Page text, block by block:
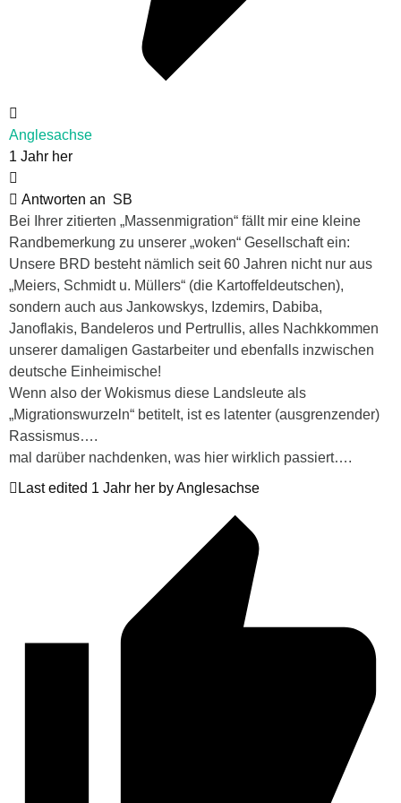
Anglesachse
1 Jahr her
Antworten an SB
Bei Ihrer zitierten „Massenmigration“ fällt mir eine kleine
Randbemerkung zu unserer „woken“ Gesellschaft ein:
Unsere BRD besteht nämlich seit 60 Jahren nicht nur aus
„Meiers, Schmidt u. Müllers“ (die Kartoffeldeutschen),
sondern auch aus Jankowskys, Izdemirs, Dabiba,
Janoflakis, Bandeleros und Pertrullis, alles Nachkkommen
unserer damaligen Gastarbeiter und ebenfalls inzwischen
deutsche Einheimische!
Wenn also der Wokismus diese Landsleute als
„Migrationswurzeln“ betitelt, ist es latenter (ausgrenzender)
Rassismus….
mal darüber nachdenken, was hier wirklich passiert….
Last edited 1 Jahr her by Anglesachse